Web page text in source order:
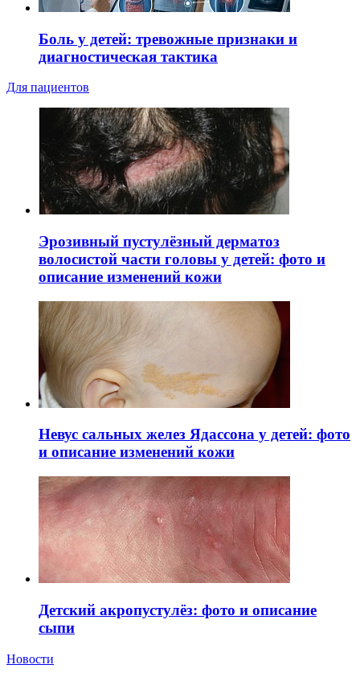
Боль у детей: тревожные признаки и
диагностическая тактика
Для пациентов
Эрозивный пустулёзный дерматоз
волосистой части головы у детей: фото и
описание изменений кожи
Невус сальных желез Ядассона у детей: фото
и описание изменений кожи
Детский акропустулёз: фото и описание
сыпи
Новости